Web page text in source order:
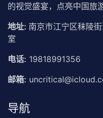
的视觉盛宴，点亮中国旅
地址: 南京市江宁区秣陵
室
电话: 19818991356
邮箱:
导航